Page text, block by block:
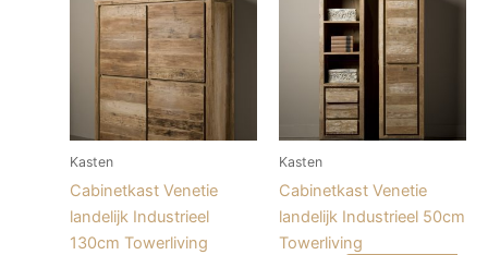
Kasten
Cabinetkast Venetie
landelijk Industrieel
130cm Towerliving
Kasten
Cabinetkast Venetie
landelijk Industrieel 50cm
Towerliving